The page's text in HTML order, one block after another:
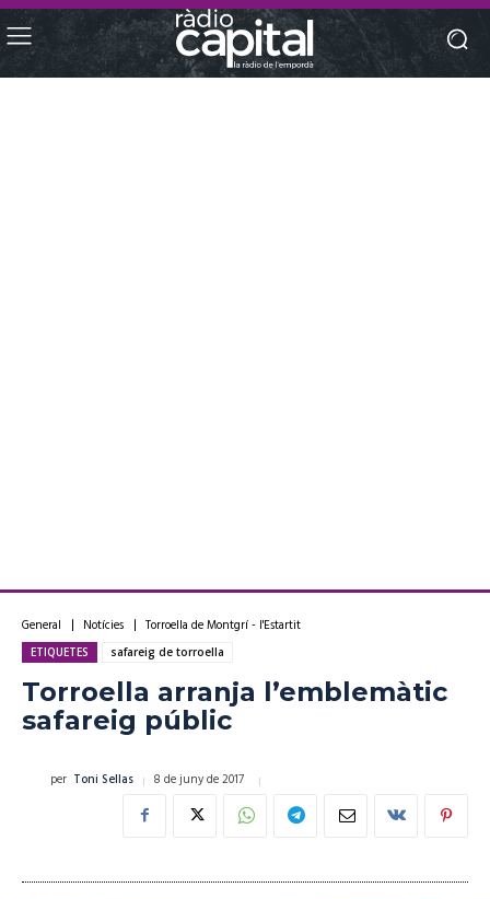
General Notícies Torroella de Montgrí - l'Estartit
ETIQUETES safareig de torroella
Torroella arranja l’emblemàtic
safareig públic
per Toni Sellas 8 de juny de 2017